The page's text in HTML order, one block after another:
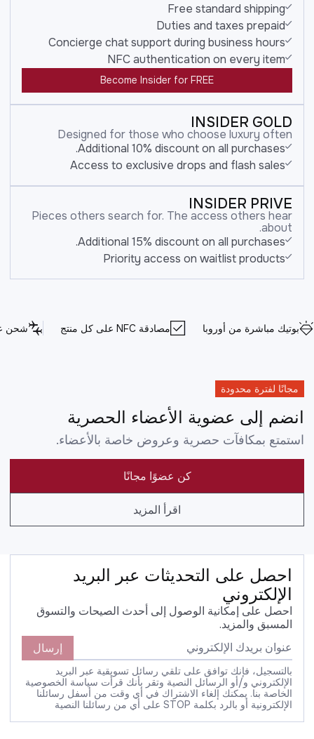
Free standard shipping
Duties and taxes prepaid
Concierge chat support during business hours
NFC authentication on every item
Become Insider for FREE
INSIDER GOLD
Designed for those who choose luxury often
Additional 10% discount on all purchases.
Access to exclusive drops and flash sales
INSIDER PRIVE
Pieces others search for. The access others hear
about.
Additional 15% discount on all purchases.
Priority access on waitlist products
بوتيك مباشرة من أوروبا مصادقة NFC على كل منتج شحن
مجانًا لفترة محدودة
انضم إلى عضوية الأعضاء الحصرية
استمتع بمكافآت حصرية وعروض خاصة بالأعضاء.
كن عضوًا مجانًا
اقرأ المزيد
احصل على التحديثات عبر البريد
الإلكتروني
احصل على إمكانية الوصول إلى أحدث الصيحات والتسوق
المسبق والمزيد.
إرسال
بالتسجيل، فإنك توافق على تلقي رسائل تسويقية عبر البريد
الإلكتروني و/أو الرسائل النصية وتقر بأنك قرأت سياسة الخصوصية
الخاصة بنا. يمكنك إلغاء الاشتراك في أي وقت من أسفل رسائلنا
الإلكترونية أو بالرد بكلمة STOP على أي من رسائلنا النصية